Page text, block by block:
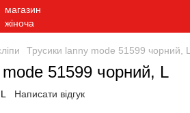
Трусики lanny mode 51599 чорний,
51599 чорний, L
Написати відгук